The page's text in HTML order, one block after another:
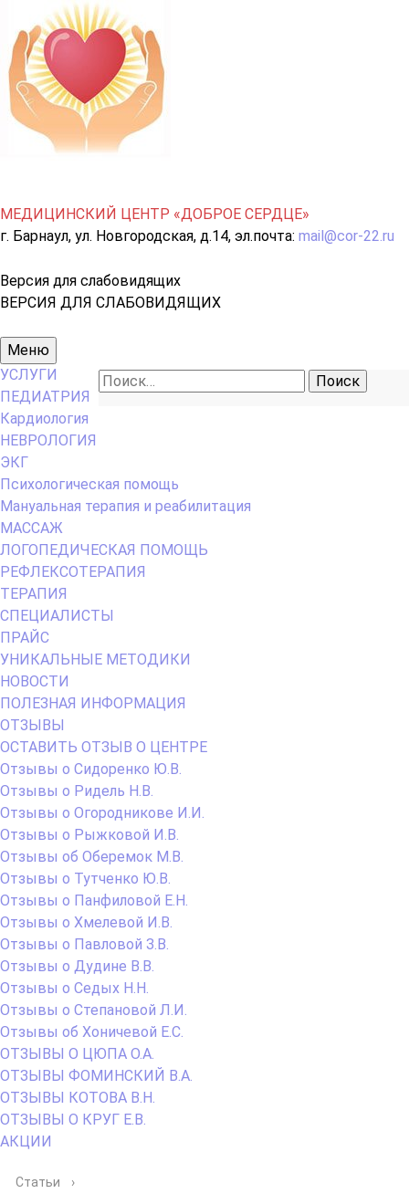
МЕДИЦИНСКИЙ ЦЕНТР «ДОБРОЕ СЕРДЦЕ»
г. Барнаул, ул. Новгородская, д.14, эл.почта: mail@cor-22.ru
Версия для слабовидящих
ВЕРСИЯ ДЛЯ СЛАБОВИДЯЩИХ
Основное
меню
Меню
Найти:
УСЛУГИ
ПЕДИАТРИЯ
Кардиология
НЕВРОЛОГИЯ
ЭКГ
Психологическая помощь
Мануальная терапия и реабилитация
МАССАЖ
ЛОГОПЕДИЧЕСКАЯ ПОМОЩЬ
РЕФЛЕКСОТЕРАПИЯ
ТЕРАПИЯ
СПЕЦИАЛИСТЫ
ПРАЙС
УНИКАЛЬНЫЕ МЕТОДИКИ
НОВОСТИ
ПОЛЕЗНАЯ ИНФОРМАЦИЯ
ОТЗЫВЫ
ОСТАВИТЬ ОТЗЫВ О ЦЕНТРЕ
Отзывы о Сидоренко Ю.В.
Отзывы о Ридель Н.В.
Отзывы о Огородникове И.И.
Отзывы о Рыжковой И.В.
Отзывы об Оберемок М.В.
Отзывы о Тутченко Ю.В.
Отзывы о Панфиловой Е.Н.
Отзывы о Хмелевой И.В.
Отзывы о Павловой З.В.
Отзывы о Дудине В.В.
Отзывы о Седых Н.Н.
Отзывы о Степановой Л.И.
Отзывы об Хоничевой Е.С.
ОТЗЫВЫ О ЦЮПА О.А.
ОТЗЫВЫ ФОМИНСКИЙ В.А.
ОТЗЫВЫ КОТОВА В.Н.
ОТЗЫВЫ О КРУГ Е.В.
АКЦИИ
Статьи ›